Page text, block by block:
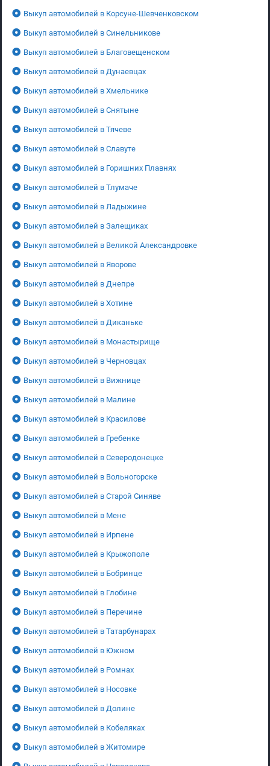
Выкуп автомобилей в Корсуне-Шевченковском
Выкуп автомобилей в Синельникове
Выкуп автомобилей в Благовещенском
Выкуп автомобилей в Дунаевцах
Выкуп автомобилей в Хмельнике
Выкуп автомобилей в Снятыне
Выкуп автомобилей в Тячеве
Выкуп автомобилей в Славуте
Выкуп автомобилей в Горишних Плавнях
Выкуп автомобилей в Тлумаче
Выкуп автомобилей в Ладыжине
Выкуп автомобилей в Залещиках
Выкуп автомобилей в Великой Александровке
Выкуп автомобилей в Яворове
Выкуп автомобилей в Днепре
Выкуп автомобилей в Хотине
Выкуп автомобилей в Диканьке
Выкуп автомобилей в Монастырище
Выкуп автомобилей в Черновцах
Выкуп автомобилей в Вижнице
Выкуп автомобилей в Малине
Выкуп автомобилей в Красилове
Выкуп автомобилей в Гребенке
Выкуп автомобилей в Северодонецке
Выкуп автомобилей в Вольногорске
Выкуп автомобилей в Старой Синяве
Выкуп автомобилей в Мене
Выкуп автомобилей в Ирпене
Выкуп автомобилей в Крыжополе
Выкуп автомобилей в Бобринце
Выкуп автомобилей в Глобине
Выкуп автомобилей в Перечине
Выкуп автомобилей в Татарбунарах
Выкуп автомобилей в Южном
Выкуп автомобилей в Ромнах
Выкуп автомобилей в Носовке
Выкуп автомобилей в Долине
Выкуп автомобилей в Кобеляках
Выкуп автомобилей в Житомире